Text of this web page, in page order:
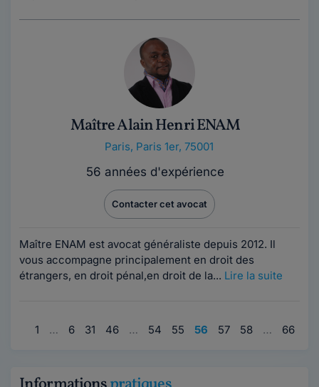
Maître Alain Henri ENAM
Paris, Paris 1er, 75001
56 années d'expérience
Contacter cet avocat
Maître ENAM est avocat généraliste depuis 2012. Il
vous accompagne principalement en droit des
étrangers, en droit pénal,en droit de la... Lire la suite
1 … 6 31 46 … 54 55 56 57 58 … 66